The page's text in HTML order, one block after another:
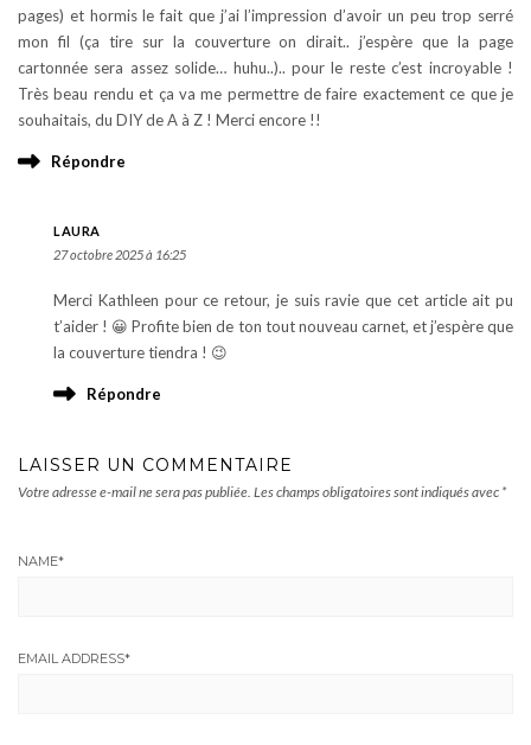
pages) et hormis le fait que j’ai l’impression d’avoir un peu trop serré
mon fil (ça tire sur la couverture on dirait.. j’espère que la page
cartonnée sera assez solide… huhu..).. pour le reste c’est incroyable !
Très beau rendu et ça va me permettre de faire exactement ce que je
souhaitais, du DIY de A à Z ! Merci encore !!
Répondre
LAURA
27 octobre 2025 à 16:25
Merci Kathleen pour ce retour, je suis ravie que cet article ait pu
t’aider ! 😀 Profite bien de ton tout nouveau carnet, et j’espère que
la couverture tiendra ! 😉
Répondre
LAISSER UN COMMENTAIRE
Votre adresse e-mail ne sera pas publiée. Les champs obligatoires sont indiqués avec *
NAME*
EMAIL ADDRESS*